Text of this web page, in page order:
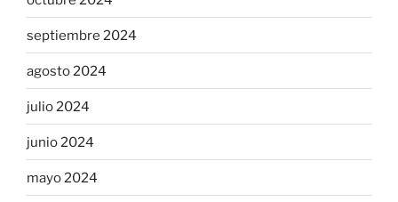
septiembre 2024
agosto 2024
julio 2024
junio 2024
mayo 2024